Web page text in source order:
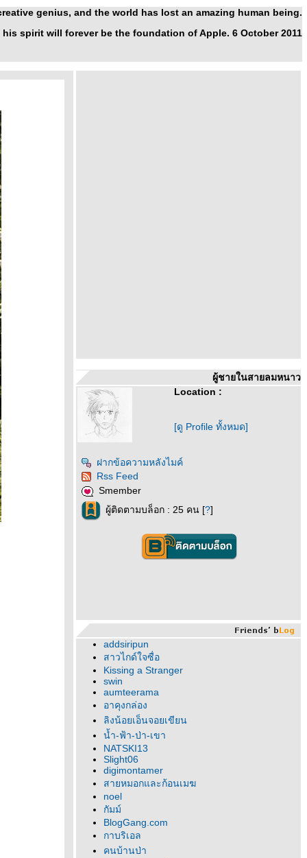
genius, and the world has lost an amazing human being.
his spirit will forever be the foundation of Apple. 6 October 2011
ผู้ชายในสายลมหนาว
Location :
[ดู Profile ทั้งหมด]
ฝากข้อความหลังไมค์
Rss Feed
Smember
ผู้ติดตามบล็อก : 25 คน [?]
addsiripun
สาวไกด์ใจซื่อ
Kissing a Stranger
swin
aumteerama
อาคุงกล่อง
ลิงน้อยเอ็นจอยเขียน
น้ำ-ฟ้า-ป่า-เขา
NATSKI13
Slight06
digimontamer
สายหมอกและก้อนเมฆ
noel
กัมม์
BlogGang.com
กาบริเอล
คนบ้านป่า